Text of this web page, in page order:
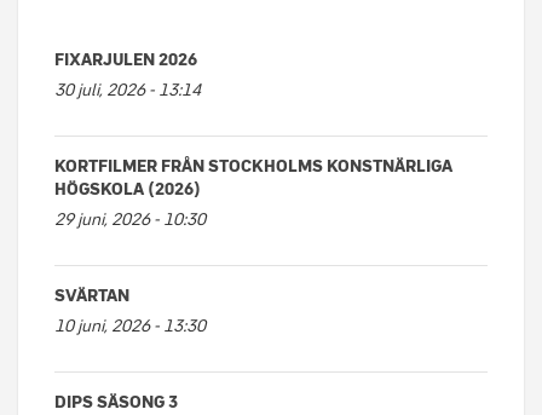
FIXARJULEN 2026
30 juli, 2026 - 13:14
KORTFILMER FRÅN STOCKHOLMS KONSTNÄRLIGA
HÖGSKOLA (2026)
29 juni, 2026 - 10:30
SVÄRTAN
10 juni, 2026 - 13:30
DIPS SÄSONG 3